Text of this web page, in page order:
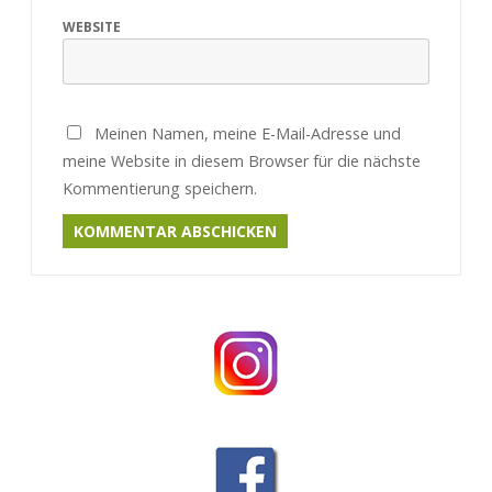
WEBSITE
Meinen Namen, meine E-Mail-Adresse und
meine Website in diesem Browser für die nächste
Kommentierung speichern.